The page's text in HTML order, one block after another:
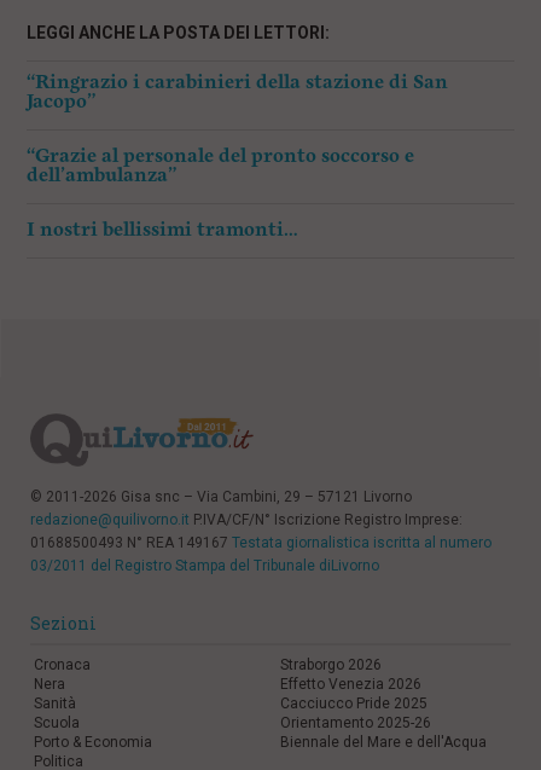
LEGGI ANCHE LA POSTA DEI LETTORI:
“Ringrazio i carabinieri della stazione di San
Jacopo”
“Grazie al personale del pronto soccorso e
dell’ambulanza”
I nostri bellissimi tramonti…
© 2011-2026 Gisa snc – Via Cambini, 29 – 57121 Livorno
redazione@quilivorno.it P.IVA/CF/N° Iscrizione Registro Imprese:
01688500493 N° REA 149167 Testata giornalistica iscritta al numero
03/2011 del Registro Stampa del Tribunale diLivorno
Sezioni
Cronaca
Nera
Sanità
Scuola
Porto & Economia
Politica
Straborgo 2026
Effetto Venezia 2026
Cacciucco Pride 2025
Orientamento 2025-26
Biennale del Mare e dell'Acqua